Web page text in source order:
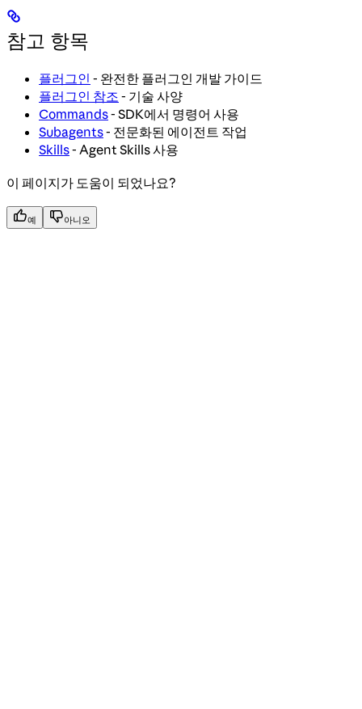
참고 항목
플러그인 - 완전한 플러그인 개발 가이드
플러그인 참조 - 기술 사양
Commands- SDK에서 명령어 사용
Subagents- 전문화된 에이전트 작업
Skills- Agent Skills 사용
이 페이지가 도움이 되었나요?
예 아니오